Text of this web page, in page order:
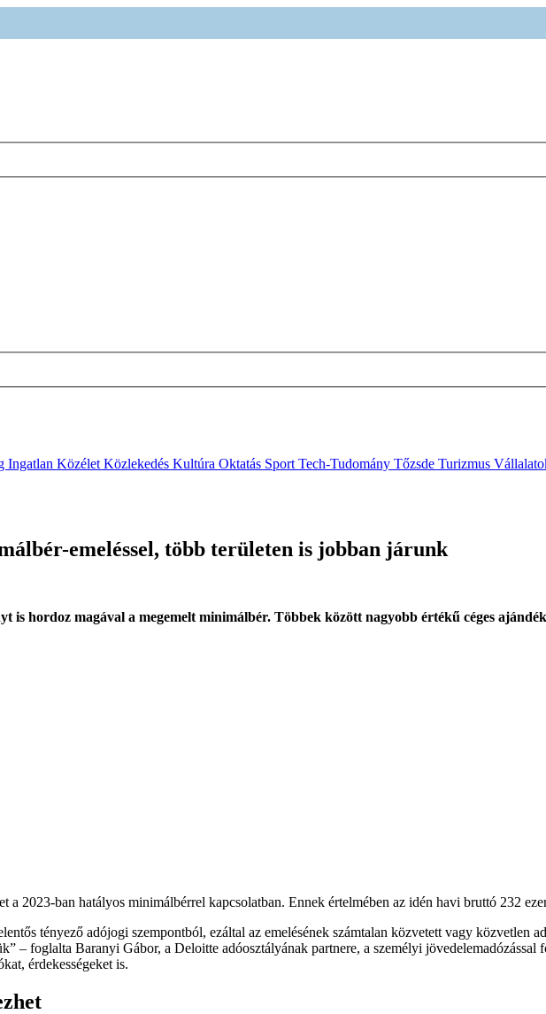
Ingatlan Közélet Közlekedés Kultúra Oktatás Sport Tech-Tudomány Tőzsde Turizmus
emeléssel, több területen is jobban járunk
is hordoz magával a megemelt minimálbér. Többek között nagyobb értékű céges
a 2023-ban hatályos minimálbérrel kapcsolatban. Ennek értelmében az idén havi bruttó 232
tényező adójogi szempontból, ezáltal az emelésének számtalan közvetett vagy közvetlen
– foglalta Baranyi Gábor, a Deloitte adóosztályának partnere, a személyi jövedelemadózással
érdekességeket is.